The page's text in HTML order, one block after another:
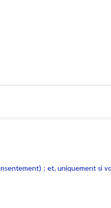
; et, uniquement si